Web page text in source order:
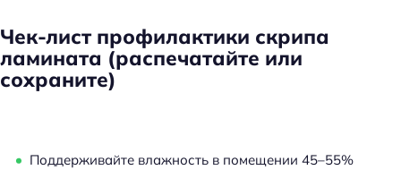
Чек-лист профилактики скрипа
ламината (распечатайте или
сохраните)
Поддерживайте влажность в помещении 45–55%